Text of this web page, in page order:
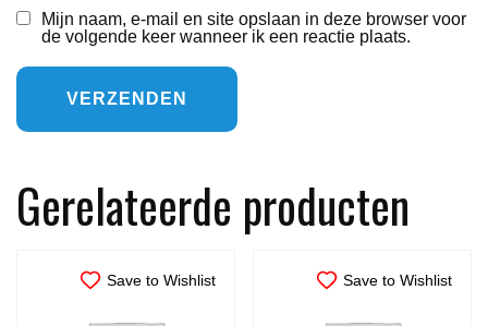
Mijn naam, e-mail en site opslaan in deze browser voor
de volgende keer wanneer ik een reactie plaats.
Gerelateerde producten
Save to Wishlist Save to Wishlist